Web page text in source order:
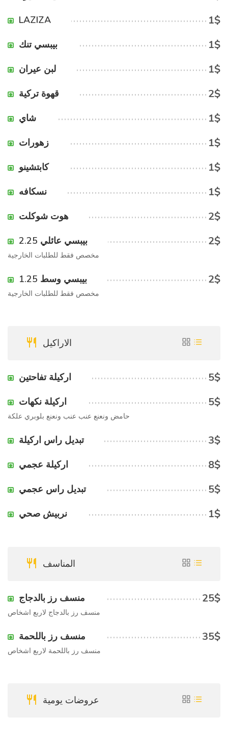
LAZIZA 1$
بيبسي تنك 1$
لبن عيران 1$
قهوة تركية 2$
شاي 1$
زهورات 1$
كابتشينو 1$
نسكافه 1$
هوت شوكلت 2$
بيبسي عائلي 2.25 2$
مخصص فقط للطلبات الخارجية
بيبسي وسط 1.25 2$
مخصص فقط للطلبات الخارجية
الاراكيل
اركيلة تفاحتين 5$
اركيلة نكهات 5$
حامض ونعنع عنب عنب ونعنع بلوبري علكة
تبديل راس اركيلة 3$
اركيلة عجمي 8$
تبديل راس عجمي 5$
نربيش صحي 1$
المناسف
منسف رز بالدجاج 25$
منسف رز بالدجاج لاربع اشخاص
منسف رز باللحمة 35$
منسف رز باللحمة لاربع اشخاص
عروضات يومية